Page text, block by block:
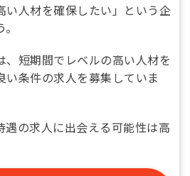
い人材を確保したい」という企
、短期間でレベルの高い人材を
い条件の求人を募集していま
遇の求人に出会える可能性は高